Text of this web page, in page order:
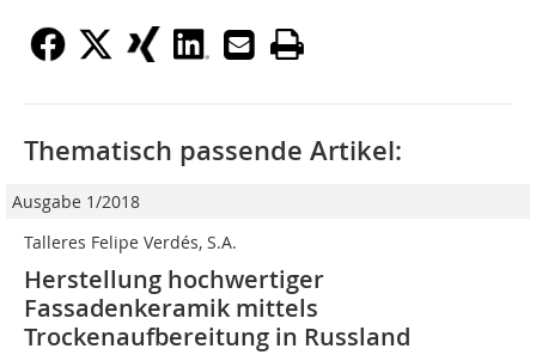
Thematisch passende Artikel:
Ausgabe 1/2018
Talleres Felipe Verdés, S.A.
Herstellung hochwertiger
Fassadenkeramik mittels
Trockenaufbereitung in Russland